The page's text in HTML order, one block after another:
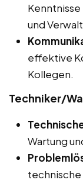
und
effektive
Kollegen.
Techniker/
Wartung